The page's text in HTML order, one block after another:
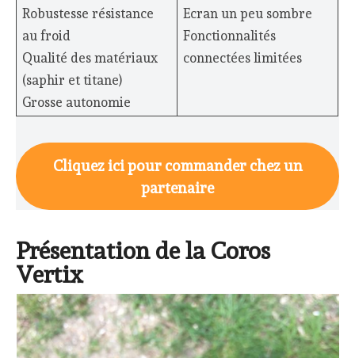
Robustesse résistance
au froid
Qualité des matériaux
(saphir et titane)
Grosse autonomie
Ecran un peu sombre
Fonctionnalités
connectées limitées
Cliquez ici pour commander chez un
partenaire
Présentation de la Coros
Vertix